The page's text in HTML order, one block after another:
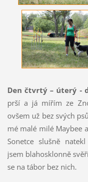
Den čtvrtý – úterý -
prší a já mířím ze
ovšem už bez svých
mé malé milé Maybee
Sonetce slušně
jsem blahosklonně
se na tábor bez nich.